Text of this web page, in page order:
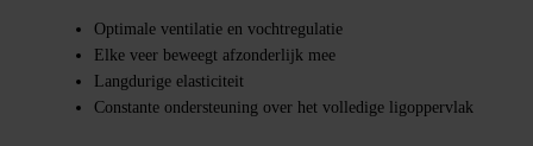
Optimale ventilatie en vochtregulatie
Elke veer beweegt afzonderlijk mee
Langdurige elasticiteit
Constante ondersteuning over het volledige ligoppervlak